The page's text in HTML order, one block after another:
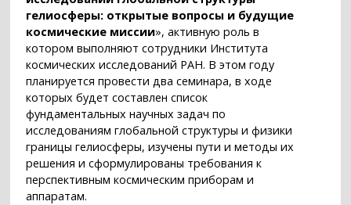
гелиосферы: открытые вопросы и будущие
космические миссии», активную роль в
котором выполняют сотрудники Института
космических исследований РАН. В этом году
планируется провести два семинара, в ходе
которых будет составлен список
фундаментальных научных задач по
исследованиям глобальной структуры и физики
границы гелиосферы, изучены пути и методы их
решения и сформулированы требования к
перспективным космическим приборам и
аппаратам.